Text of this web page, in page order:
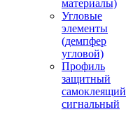
материалы)
Угловые
элементы
(демпфер
угловой)
Профиль
защитный
сигнальный